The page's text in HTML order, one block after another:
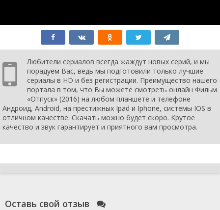
Любители сериалов всегда жаждут новых серий, и мы
порадуем Вас, ведь мы подготовили только лучшие
сериалы в HD и без регистрации. Преимущество нашего
портала в том, что Вы можете смотреть онлайн Фильм
«Отпуск» (2016) на любом планшете и телефоне
Андроид, Android, на престижных Ipad и Iphone, системы IOS в
отличном качестве. Скачать можно будет скоро. Крутое
качество и звук гарантирует и приятного вам просмотра.
Оставь свой отзыв